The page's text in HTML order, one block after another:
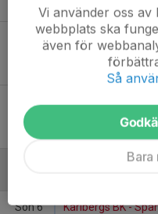
Sön 23
Karlbergs BK -
Essinge IP 1
13:00
Kungsängens IP 2
Sön 6
Karlbergs BK -
Vi använder oss
webbplats ska
även för
Så
Bara